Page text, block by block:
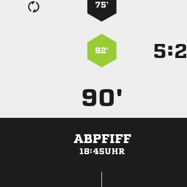
75’
82’ :
90'
ABPFIFF
18:45UHR